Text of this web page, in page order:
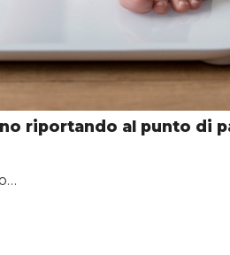
riportando al punto di